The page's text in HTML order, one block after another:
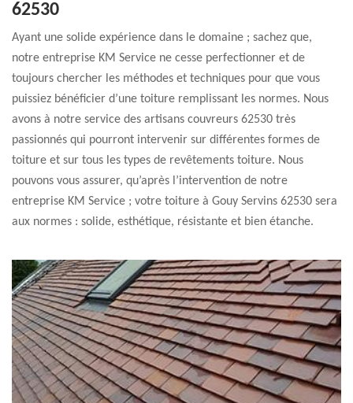
62530
Ayant une solide expérience dans le domaine ; sachez que,
notre entreprise KM Service ne cesse perfectionner et de
toujours chercher les méthodes et techniques pour que vous
puissiez bénéficier d’une toiture remplissant les normes. Nous
avons à notre service des artisans couvreurs 62530 très
passionnés qui pourront intervenir sur différentes formes de
toiture et sur tous les types de revêtements toiture. Nous
pouvons vous assurer, qu’après l’intervention de notre
entreprise KM Service ; votre toiture à Gouy Servins 62530 sera
aux normes : solide, esthétique, résistante et bien étanche.